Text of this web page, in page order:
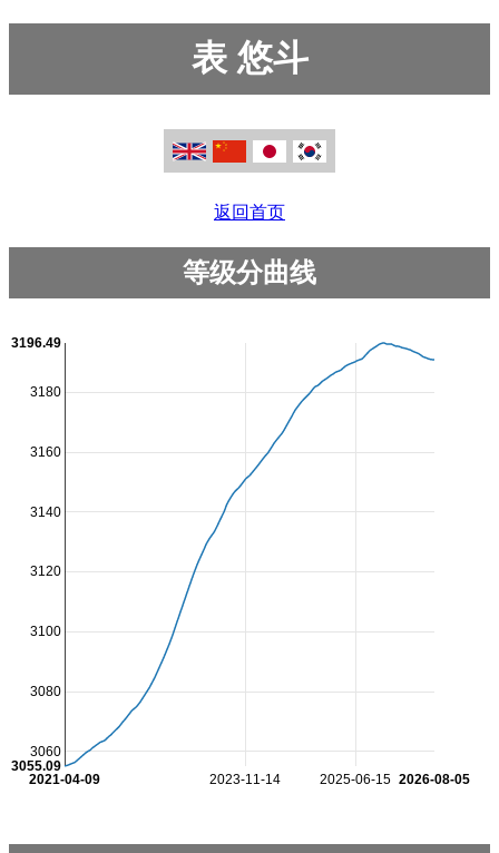
表 悠斗
返回首页
等级分曲线
2023-11-14 2025-06-15
2021-04-09 2026-08-05
3060
3080
3100
3120
3140
3160
3180
3055.09
3196.49